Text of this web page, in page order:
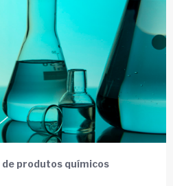
produtos químicos